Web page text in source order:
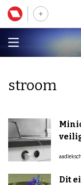
stroom
Dit